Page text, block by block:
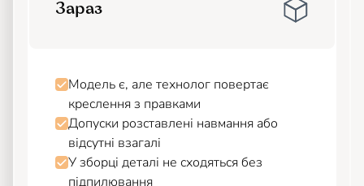
Зараз
Модель є, але технолог повертає
креслення з правками
Допуски розставлені навмання або
відсутні взагалі
У зборці деталі не сходяться без
підпилювання